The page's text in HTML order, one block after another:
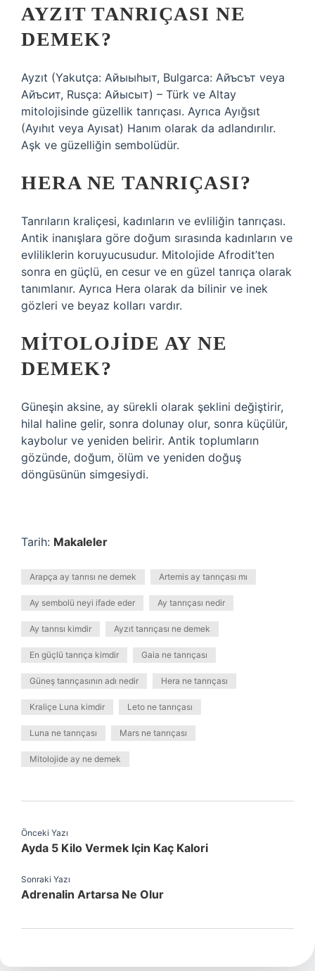
AYZIT TANRIÇASI NE
DEMEK?
Ayzıt (Yakutça: Айыыhыт, Bulgarca: Айъсът veya
Айъсит, Rusça: Айысыт) – Türk ve Altay
mitolojisinde güzellik tanrıçası. Ayrıca Ayığsıt
(Ayıhıt veya Ayısat) Hanım olarak da adlandırılır.
Aşk ve güzelliğin sembolüdür.
HERA NE TANRIÇASI?
Tanrıların kraliçesi, kadınların ve evliliğin tanrıçası.
Antik inanışlara göre doğum sırasında kadınların ve
evliliklerin koruyucusudur. Mitolojide Afrodit’ten
sonra en güçlü, en cesur ve en güzel tanrıça olarak
tanımlanır. Ayrıca Hera olarak da bilinir ve inek
gözleri ve beyaz kolları vardır.
MITOLOJIDE AY NE
DEMEK?
Güneşin aksine, ay sürekli olarak şeklini değiştirir,
hilal haline gelir, sonra dolunay olur, sonra küçülür,
kaybolur ve yeniden belirir. Antik toplumların
gözünde, doğum, ölüm ve yeniden doğuş
döngüsünün simgesiydi.
Tarih: Makaleler
Arapça ay tanrısı ne demek Artemis ay tanrıçası mı
Ay sembolü neyi ifade eder Ay tanrıçası nedir
Ay tanrısı kimdir Ayzıt tanrıçası ne demek
En güçlü tanrıça kimdir Gaia ne tanrıçası
Güneş tanrıçasının adı nedir Hera ne tanrıçası
Kraliçe Luna kimdir Leto ne tanrıçası
Luna ne tanrıçası Mars ne tanrıçası
Mitolojide ay ne demek
Önceki Yazı
Ayda 5 Kilo Vermek Için Kaç Kalori
Sonraki Yazı
Adrenalin Artarsa Ne Olur